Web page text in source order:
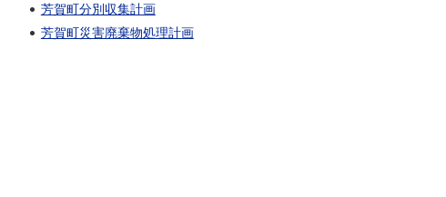
芳賀町分別収集計画
芳賀町災害廃棄物処理計画